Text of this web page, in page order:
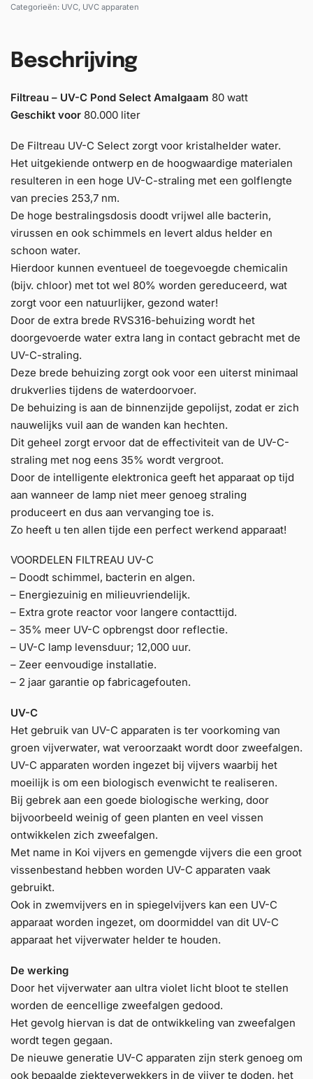
Categorieën: UVC, UVC apparaten
Beschrijving
Filtreau – UV-C Pond Select Amalgaam 80 watt
Geschikt voor 80.000 liter
De Filtreau UV-C Select zorgt voor kristalhelder water.
Het uitgekiende ontwerp en de hoogwaardige materialen
resulteren in een hoge UV-C-straling met een golflengte
van precies 253,7 nm.
De hoge bestralingsdosis doodt vrijwel alle bacterin,
virussen en ook schimmels en levert aldus helder en
schoon water.
Hierdoor kunnen eventueel de toegevoegde chemicalin
(bijv. chloor) met tot wel 80% worden gereduceerd, wat
zorgt voor een natuurlijker, gezond water!
Door de extra brede RVS316-behuizing wordt het
doorgevoerde water extra lang in contact gebracht met de
UV-C-straling.
Deze brede behuizing zorgt ook voor een uiterst minimaal
drukverlies tijdens de waterdoorvoer.
De behuizing is aan de binnenzijde gepolijst, zodat er zich
nauwelijks vuil aan de wanden kan hechten.
Dit geheel zorgt ervoor dat de effectiviteit van de UV-C-
straling met nog eens 35% wordt vergroot.
Door de intelligente elektronica geeft het apparaat op tijd
aan wanneer de lamp niet meer genoeg straling
produceert en dus aan vervanging toe is.
Zo heeft u ten allen tijde een perfect werkend apparaat!
VOORDELEN FILTREAU UV-C
– Doodt schimmel, bacterin en algen.
– Energiezuinig en milieuvriendelijk.
– Extra grote reactor voor langere contacttijd.
– 35% meer UV-C opbrengst door reflectie.
– UV-C lamp levensduur; 12,000 uur.
– Zeer eenvoudige installatie.
– 2 jaar garantie op fabricagefouten.
UV-C
Het gebruik van UV-C apparaten is ter voorkoming van
groen vijverwater, wat veroorzaakt wordt door zweefalgen.
UV-C apparaten worden ingezet bij vijvers waarbij het
moeilijk is om een biologisch evenwicht te realiseren.
Bij gebrek aan een goede biologische werking, door
bijvoorbeeld weinig of geen planten en veel vissen
ontwikkelen zich zweefalgen.
Met name in Koi vijvers en gemengde vijvers die een groot
vissenbestand hebben worden UV-C apparaten vaak
gebruikt.
Ook in zwemvijvers en in spiegelvijvers kan een UV-C
apparaat worden ingezet, om doormiddel van dit UV-C
apparaat het vijverwater helder te houden.
De werking
Door het vijverwater aan ultra violet licht bloot te stellen
worden de eencellige zweefalgen gedood.
Het gevolg hiervan is dat de ontwikkeling van zweefalgen
wordt tegen gegaan.
De nieuwe generatie UV-C apparaten zijn sterk genoeg om
ook bepaalde ziekteverwekkers in de vijver te doden, het